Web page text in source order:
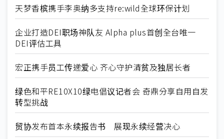
天梦香槟携手李奥纳多支持re:wild全球环保计划
企业打造DEI职场神队友 Alpha plus首创全台唯一
DEI评估工具
宏正携手员工传递爱心 齐心守护清贫及独居长者
绿色和平RE10X10绿电倡议记者会 奇鼎分享自用自发
转型挑战
贸协发布首本永续报告书 展现永续经营决心